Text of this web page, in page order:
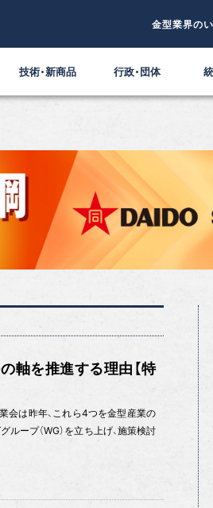
金型業界の
技術・新商品 行政・団体
軸を推進する理由【特
工業会は昨年、これら4つを金型産業の
ープ（WG）を立ち上げ、施策検討